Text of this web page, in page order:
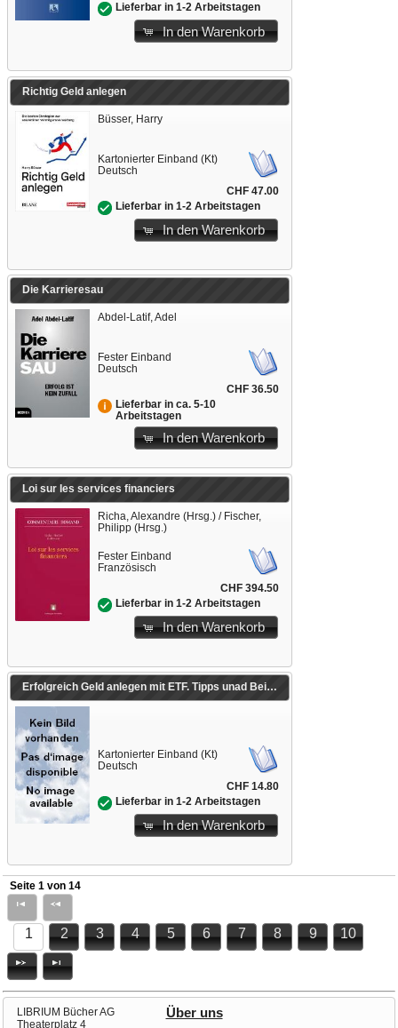
Lieferbar in 1-2 Arbeitstagen
In den Warenkorb
Richtig Geld anlegen
Büsser, Harry
Kartonierter Einband (Kt)
Deutsch
CHF 47.00
Lieferbar in 1-2 Arbeitstagen
In den Warenkorb
Die Karrieresau
Abdel-Latif, Adel
Fester Einband
Deutsch
CHF 36.50
Lieferbar in ca. 5-10
Arbeitstagen
In den Warenkorb
Loi sur les services financiers
Richa, Alexandre (Hrsg.) / Fischer,
Philipp (Hrsg.)
Fester Einband
Französisch
CHF 394.50
Lieferbar in 1-2 Arbeitstagen
In den Warenkorb
Erfolgreich Geld anlegen mit ETF. Tipps unad Beispiele aus der Praxis
Kartonierter Einband (Kt)
Deutsch
CHF 14.80
Lieferbar in 1-2 Arbeitstagen
In den Warenkorb
Seite 1 von 14
1 2 3 4 5 6 7 8 9 10
LIBRIUM Bücher AG
Theaterplatz 4
Über uns